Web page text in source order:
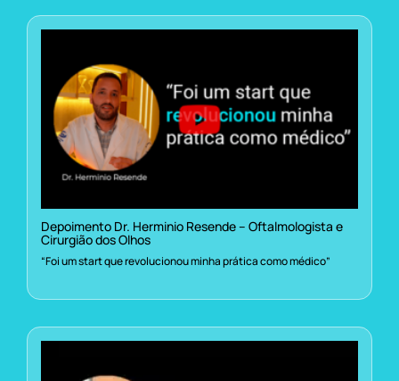
Depoimento Dr. Herminio Resende – Oftalmologista e
Cirurgião dos Olhos
“Foi um start que revolucionou minha prática como médico”